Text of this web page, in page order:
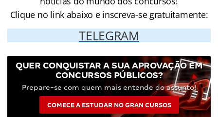
Clique no link abaixo e inscreva-se gratuitamente:
TELEGRAM
QUER CONQUISTAR A SUA APROVAÇÃO EM
CONCURSOS PÚBLICOS?
Prepare-se com quem mais entende do assunto!
COMECE A ESTUDAR NO GRAN CURSOS